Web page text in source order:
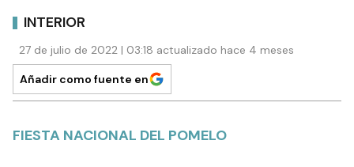
INTERIOR
27 de julio de 2022 | 03:18 actualizado hace 4 meses
Añadir como fuente en
FIESTA NACIONAL DEL POMELO